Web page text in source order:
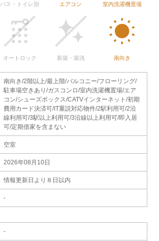
バス・トイレ別 エアコン 室内洗濯機置場
オートロック 新築・築浅 南向き
南向き/2階以上/最上階/バルコニー/フローリング/
駐車場空きあり/ガスコンロ/室内洗濯機置場/エア
コン/シューズボックス/CATVインターネット/初期
費用カード決済可/IT重説対応物件/2駅利用可/2沿
線利用可/3駅以上利用可/3沿線以上利用可/即入居
可/定期借家を含まない
空室
2026年08月10日
情報更新日より８日以内
-
-